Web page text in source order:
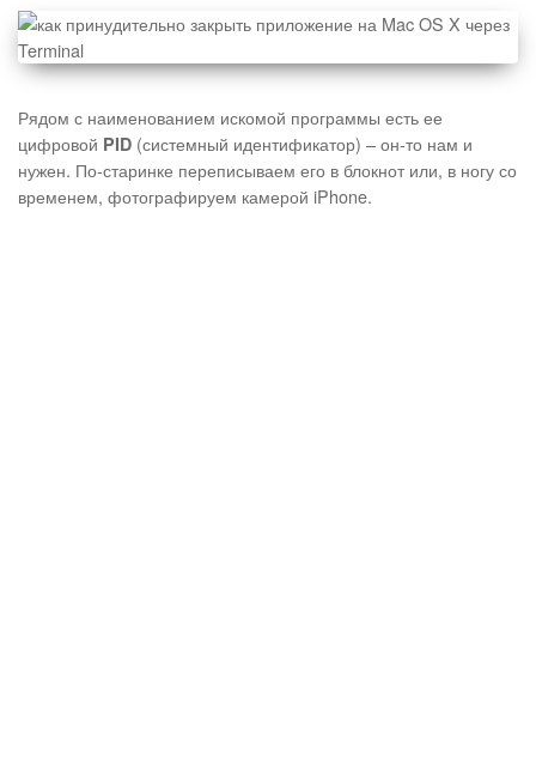
Рядом с наименованием искомой программы есть ее
цифровой PID (системный идентификатор) – он-то нам и
нужен. По-старинке переписываем его в блокнот или, в ногу со
временем, фотографируем камерой iPhone.